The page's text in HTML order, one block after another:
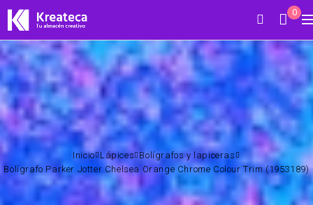
0
Inicio Lápices Bolígrafos y lapiceras
Bolígrafo Parker Jotter Chelsea Orange Chrome Colour Trim (1953189)